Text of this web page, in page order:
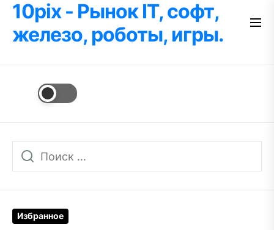
Перейти
содержимому
10pix - Рынок IT, софт,
железо, роботы, игры.
Избранное